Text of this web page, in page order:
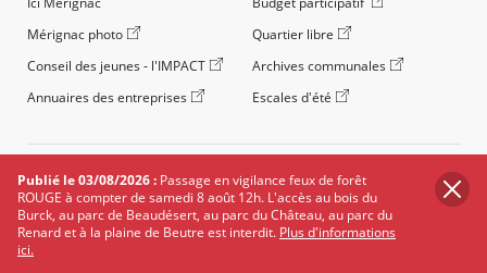
Publié le 03/08/2026 : Passage en vigilance feux de forêt
ROUGE à compter de samedi 8 août 12h. L'accès au bois du
Burck, au parc de Beaudésert, au parc du Château, au parc du
Renard et à la plaine de Beutre est interdit. Plus d'informations
ici.
Mérignac photo
Quartier libre
Conseil des jeunes - l'IMPACT
Archives communales
Annuaires des entreprises
Escales d'été
©2024 Ville de Mérignac, Tous droits réservés
Footer
legals
Mentions légales Salle de presse
Recrutement
Foire aux questions (FAQ)
Carte des équipements